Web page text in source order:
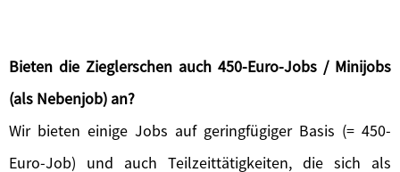
Bieten die Zieglerschen auch 450-Euro-Jobs / Minijobs
(als Nebenjob) an?
Wir bieten einige Jobs auf geringfügiger Basis (= 450-
Euro-Job) und auch Teilzeittätigkeiten, die sich als